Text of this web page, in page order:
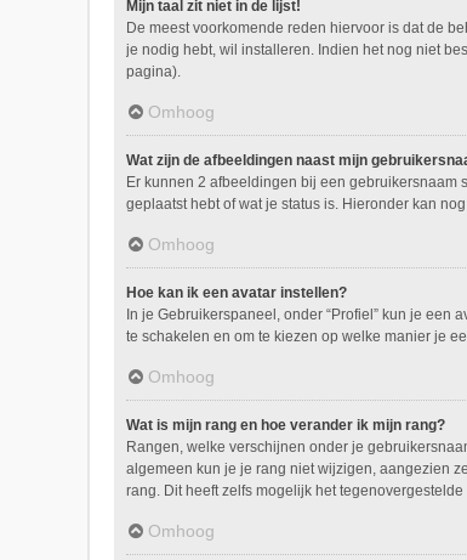
Mijn taal zit niet in de lijst!
De meest voorkomende reden hiervoor is dat de
je nodig hebt, wil installeren. Indien het nog niet
pagina).
Omhoog
Wat zijn de afbeeldingen naast mijn
Er kunnen 2 afbeeldingen bij een gebruikersnaam
geplaatst hebt of wat je status is. Hieronder kan
Omhoog
Hoe kan ik een avatar instellen?
In je Gebruikerspaneel, onder “Profiel” kun je een
te schakelen en om te kiezen op welke manier je
Omhoog
Wat is mijn rang en hoe verander ik mijn rang?
Rangen, welke verschijnen onder je
algemeen kun je je rang niet wijzigen, aangezien
rang. Dit heeft zelfs mogelijk het
Omhoog